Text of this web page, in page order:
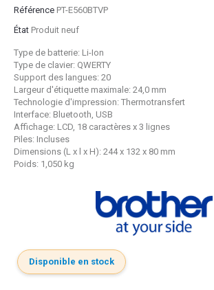
Référence PT-E560BTVP
État Produit neuf
Type de batterie: Li-Ion
Type de clavier: QWERTY
Support des langues: 20
Largeur d'étiquette maximale: 24,0 mm
Technologie d'impression: Thermotransfert
Interface: Bluetooth, USB
Affichage: LCD, 18 caractères x 3 lignes
Piles: Incluses
Dimensions (L x l x H): 244 x 132 x 80 mm
Poids: 1,050 kg
Disponible en stock